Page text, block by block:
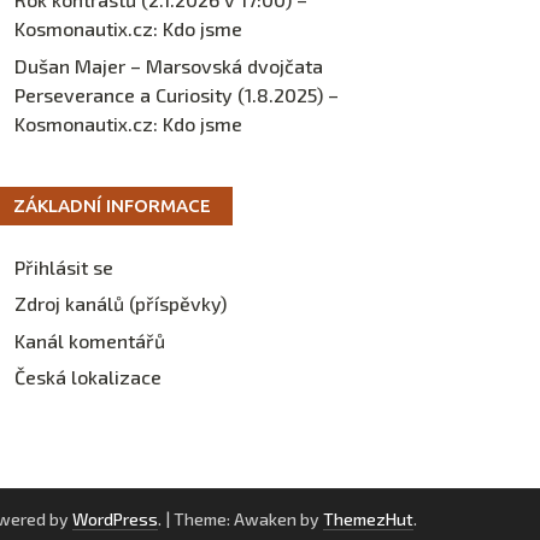
Kosmonautix.cz: Kdo jsme
Dušan Majer – Marsovská dvojčata
Perseverance a Curiosity (1.8.2025) –
Kosmonautix.cz: Kdo jsme
ZÁKLADNÍ INFORMACE
Přihlásit se
Zdroj kanálů (příspěvky)
Kanál komentářů
Česká lokalizace
by WordPress. | Theme: Awaken by ThemezHut.